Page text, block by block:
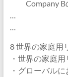
Company B
…
…
8 世界の家庭用
・世界の家庭
・グローバル